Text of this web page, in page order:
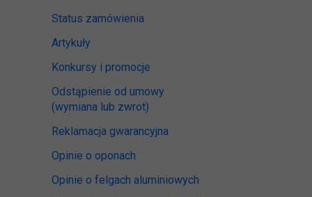
Status zamówienia
Artykuły
Konkursy i promocje
Odstąpienie od umowy
(wymiana lub zwrot)
Reklamacja gwarancyjna
Opinie o oponach
Opinie o felgach aluminiowych